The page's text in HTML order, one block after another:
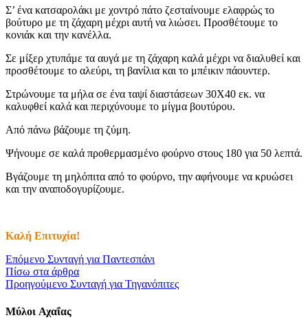
Σ’ ένα κατσαρολάκι με χοντρό πάτο ζεσταίνουμε ελαφρώς το
βούτυρο με τη ζάχαρη μέχρι αυτή να λιώσει. Προσθέτουμε το
κονιάκ και την κανέλλα.
Σε μίξερ χτυπάμε τα αυγά με τη ζάχαρη καλά μέχρι να διαλυθεί και
προσθέτουμε το αλεύρι, τη βανίλια και το μπέικιν πάουντερ.
Στρώνουμε τα μήλα σε ένα ταψί διαστάσεων 30Χ40 εκ. να
καλυφθεί καλά και περιχύνουμε το μίγμα βουτύρου.
Από πάνω βάζουμε τη ζύμη.
Ψήνουμε σε καλά προθερμασμένο φούρνο στους 180 για 50 λεπτά.
Βγάζουμε τη μηλόπιτα από το φούρνο, την αφήνουμε να κρυώσει
και την αναποδογυρίζουμε.
Καλή Επιτυχία!
Επόμενο Συνταγή για Παντεσπάνι
Πίσω στα άρθρα
Προηγούμενο Συνταγή για Τηγανόπιτες
Μύλοι Αχαΐας